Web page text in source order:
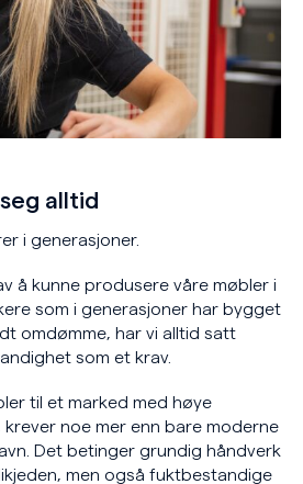
alltid
i generasjoner.
å kunne produsere våre møbler i
som i generasjoner har bygget
omdømme, har vi alltid satt
som et krav.
til et marked med høye
krever noe mer enn bare moderne
Det betinger grundig håndverk
men også fuktbestandige